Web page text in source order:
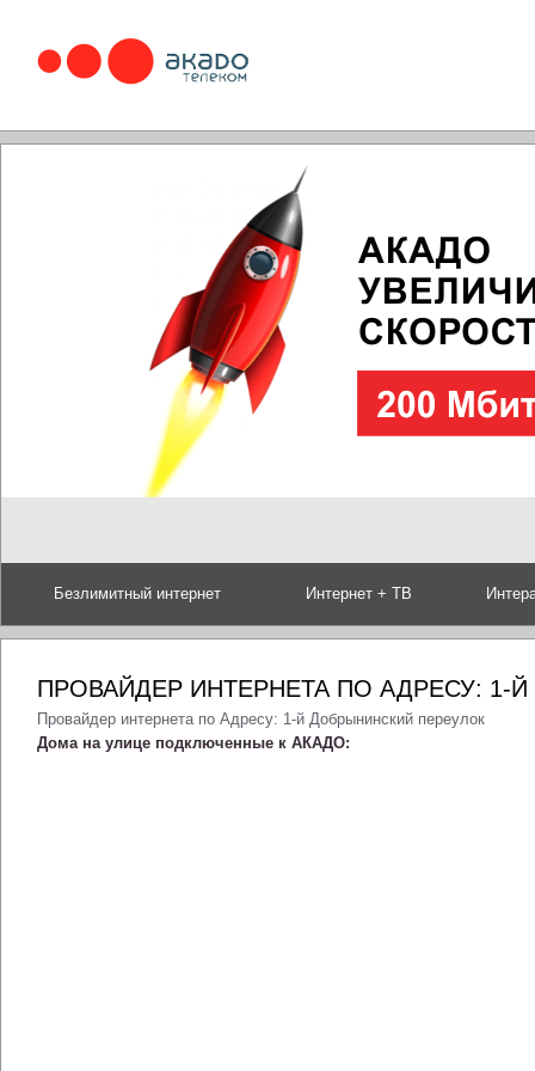
Безлимитный интернет Интернет + ТВ
ПРОВАЙДЕР ИНТЕРНЕТА ПО АДРЕСУ: 1-
Провайдер интернета по Адресу: 1-й Добрынинский переулок
Дома на улице подключенные к АКАДО: